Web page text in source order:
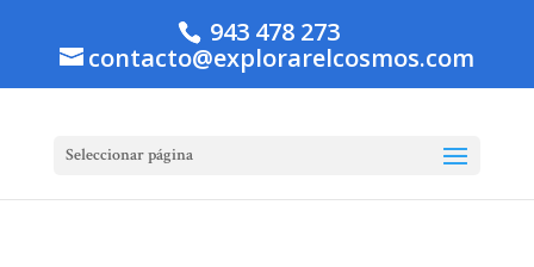
943 478 273
contacto@explorarelcosmos.com
Seleccionar página